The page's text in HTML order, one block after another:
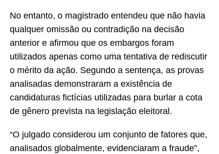
No entanto, o magistrado entendeu que não havia
qualquer omissão ou contradição na decisão
anterior e afirmou que os embargos foram
utilizados apenas como uma tentativa de rediscutir
o mérito da ação. Segundo a sentença, as provas
analisadas demonstraram a existência de
candidaturas fictícias utilizadas para burlar a cota
de gênero prevista na legislação eleitoral.
“O julgado considerou um conjunto de fatores que,
analisados globalmente, evidenciaram a fraude”,